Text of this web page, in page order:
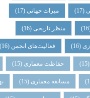
میراث جهانی(17)
منظر تاریخی (16)
فعالیت‌های انجمن(16)
حفاظت معماری (15) زلزله
مسابقه معماری (15) بهره وری